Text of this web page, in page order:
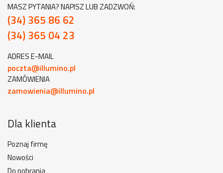
MASZ PYTANIA? NAPISZ LUB ZADZWOŃ:
(34) 365 86 62
(34) 365 04 23
ADRES E-MAIL
poczta@illumino.pl
ZAMÓWIENIA
zamowienia@illumino.pl
Dla klienta
Poznaj firmę
Nowości
Do pobrania